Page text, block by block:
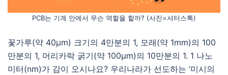
PCB는 기계 안에서 무슨 역할을 할까? (사진=셔터스톡)
꽃가루(약 40μm) 크기의 4만분의 1, 모래(약 1mm)의 100
만분의 1, 머리카락 굵기(약 100μm)의 10만분의 1. 1 나노
미터(nm)가 감이 오시나요? 우리나라가 선도하는 ‘미시의